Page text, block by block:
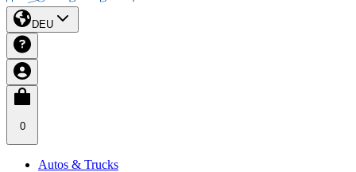
DEU
0
Autos & Trucks